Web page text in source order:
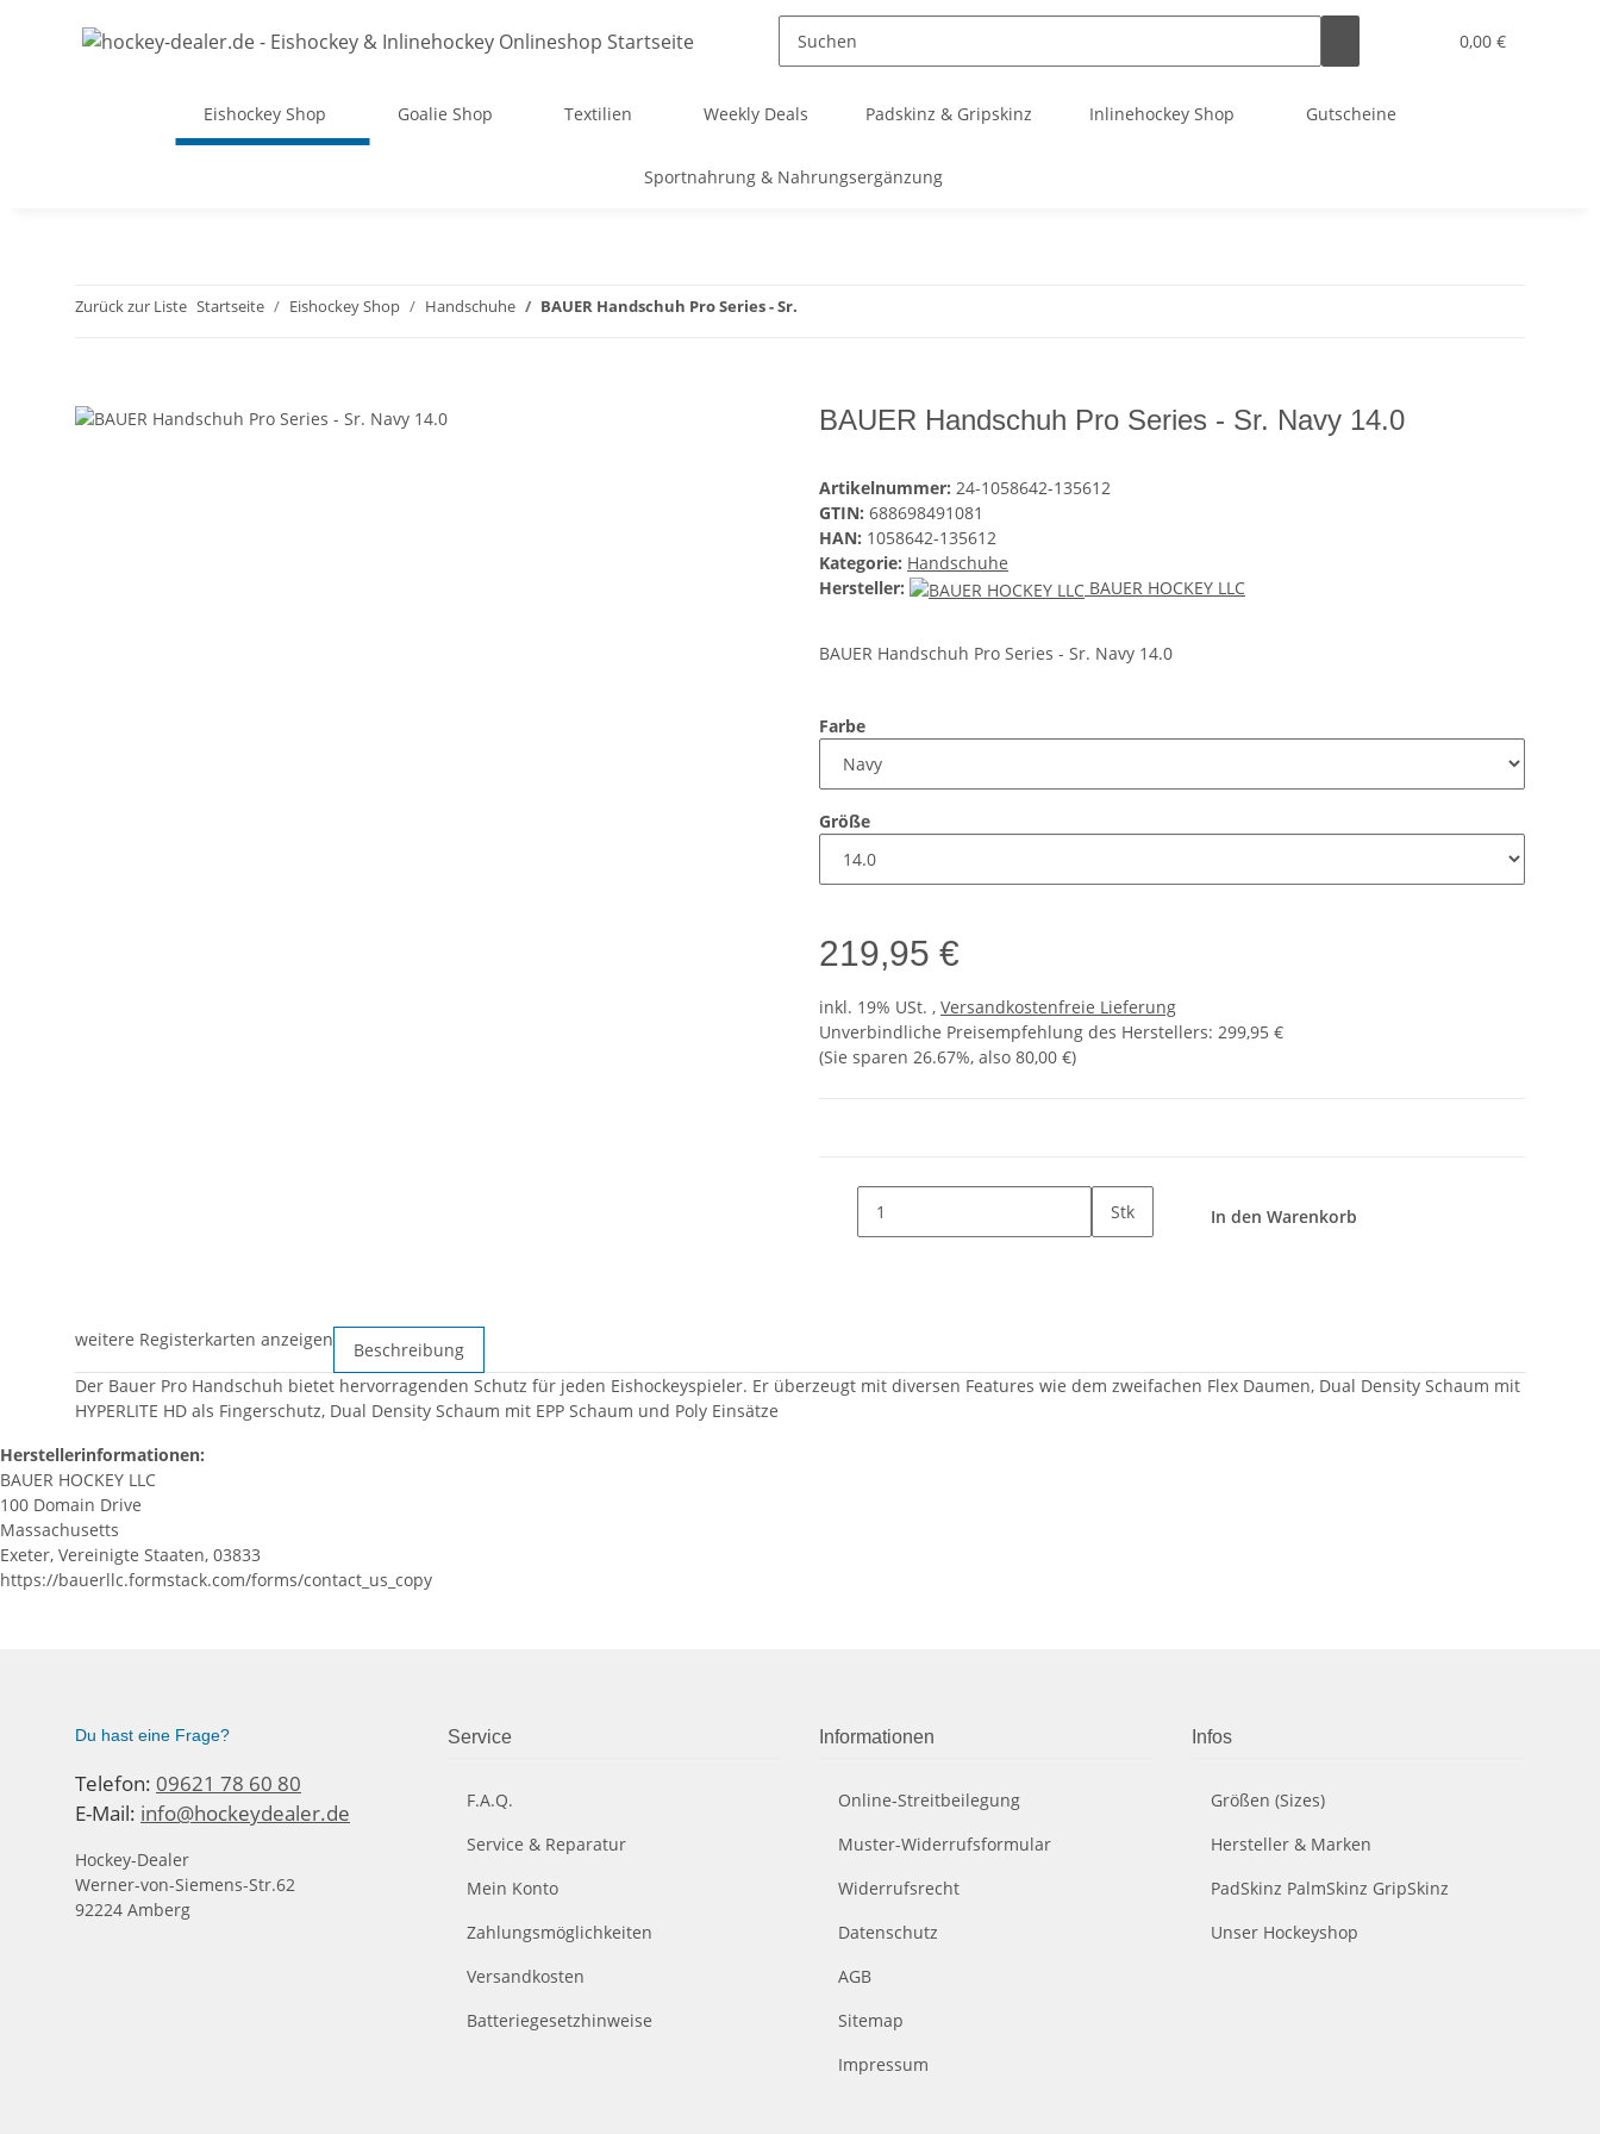
0,00 €
Eishockey Shop Goalie Shop Textilien Weekly Deals Padskinz & Gripskinz Inlinehockey Shop Gutscheine
Sportnahrung & Nahrungsergänzung
Zurück zur Liste Startseite Eishockey Shop Handschuhe BAUER Handschuh Pro Series - Sr.
BAUER Handschuh Pro Series - Sr. Navy 14.0
Artikelnummer: 24-1058642-135612
GTIN: 688698491081
HAN: 1058642-135612
Kategorie: Handschuhe
Hersteller:
BAUER HOCKEY LLC
BAUER Handschuh Pro Series - Sr. Navy 14.0
Farbe
Größe
219,95 €
inkl. 19% USt. , Versandkostenfreie Lieferung
Unverbindliche Preisempfehlung des Herstellers: 299,95 €
(Sie sparen 26.67%, also 80,00 €)
Stk In den Warenkorb
weitere Registerkarten anzeigen
Beschreibung
Der Bauer Pro Handschuh bietet hervorragenden Schutz für jeden Eishockeyspieler. Er überzeugt mit diversen Features wie dem zweifachen Flex Daumen, Dual Density Schaum mit
HYPERLITE HD als Fingerschutz, Dual Density Schaum mit EPP Schaum und Poly Einsätze
Herstellerinformationen:
BAUER HOCKEY LLC
100 Domain Drive
Massachusetts
Exeter, Vereinigte Staaten, 03833
https://bauerllc.formstack.com/forms/contact_us_copy
Du hast eine Frage?
Telefon: 09621 78 60 80
E-Mail: info@hockeydealer.de
Hockey-Dealer
Werner-von-Siemens-Str.62
92224 Amberg
Service
F.A.Q.
Service & Reparatur
Mein Konto
Zahlungsmöglichkeiten
Versandkosten
Batteriegesetzhinweise
Informationen
Online-Streitbeilegung
Muster-Widerrufsformular
Widerrufsrecht
Datenschutz
AGB
Sitemap
Impressum
Infos
Größen (Sizes)
Hersteller & Marken
PadSkinz PalmSkinz GripSkinz
Unser Hockeyshop